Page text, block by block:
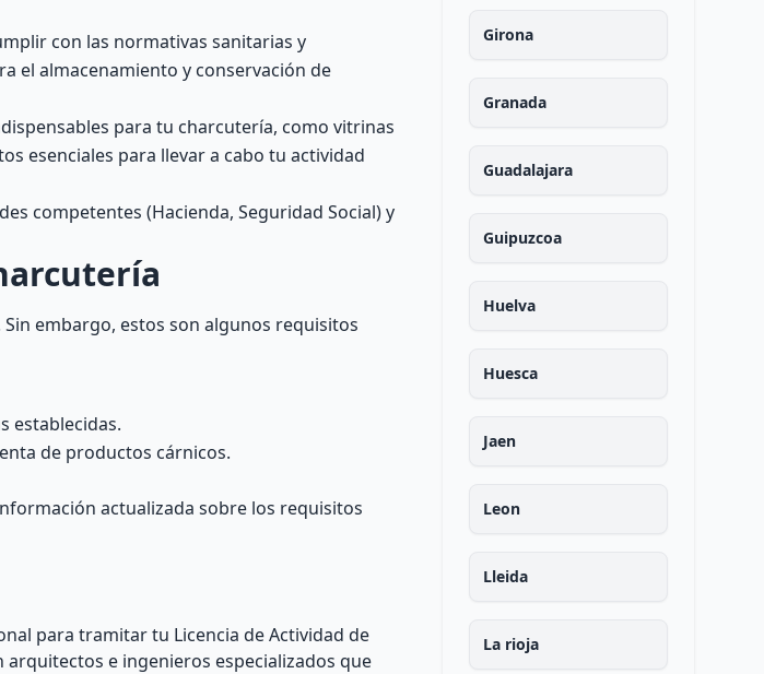
con las normativas sanitarias y
el almacenamiento y conservación de
para tu charcutería, como vitrinas
esenciales para llevar a cabo tu actividad
competentes (Hacienda, Seguridad Social) y
embargo, estos son algunos requisitos
establecidas.
de productos cárnicos.
actualizada sobre los requisitos
para tramitar tu Licencia de Actividad de
e ingenieros especializados que
Girona
Granada
Guadalajara
Guipuzcoa
Huelva
Huesca
Jaen
Leon
Lleida
La rioja